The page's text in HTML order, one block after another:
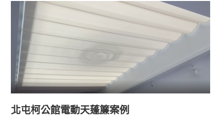
北屯柯公館電動天蓬簾案例